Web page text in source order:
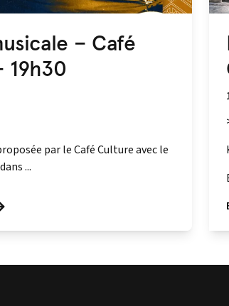
– Café
19h30
par le Café Culture avec le
...